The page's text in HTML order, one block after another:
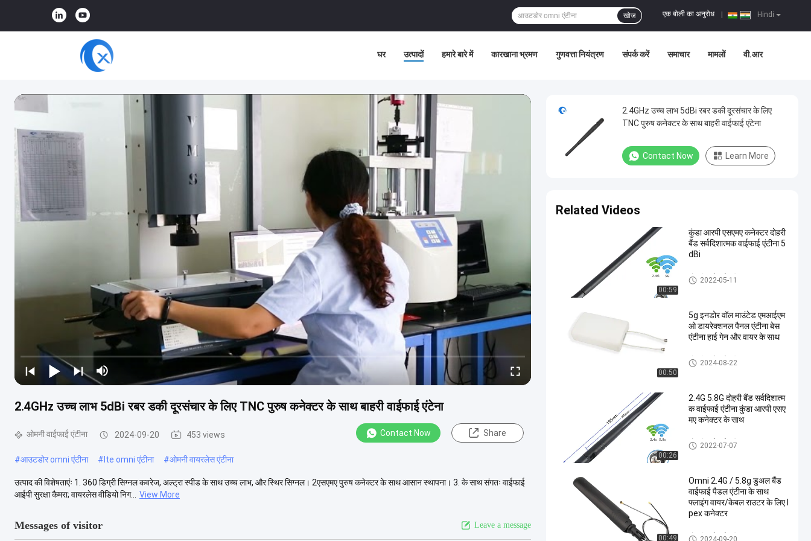
Hindi
एक बोली का अनुरोध
खोज
घर उत्पादों हमारे बारे में कारखाना भ्रमण गुणवत्ता नियंत्रण संपर्क करें समाचार मामलों वी.आर
2.4GHz उच्च लाभ 5dBi रबर डकी दूरसंचार के लिए TNC पुरुष कनेक्टर के साथ बाहरी वाईफाई एंटेना
ओमनी वाईफाई एंटीना 2024-09-20 453 views Contact Now Share
#आउटडोर omni एंटीना #lte omni एंटीना #ओमनी वायरलेस एंटीना
उत्पाद की विशेषताएंः 1. 360 डिग्री सिग्नल कवरेज, अल्ट्रा स्पीड के साथ उच्च लाभ, और स्थिर सिग्नल। 2एसएमए पुरुष कनेक्टर के साथ आसान स्थापना। 3. के साथ संगतः वाईफाई
आईपी सुरक्षा कैमरा; वायरलेस वीडियो निग...
View More
Messages of visitor Leave a message
2.4GHz उच्च लाभ 5dBi रबर डकी दूरसंचार के लिए
TNC पुरुष कनेक्टर के साथ बाहरी वाईफाई एंटेना
Contact Now Learn More
Related Videos
00:59
कुंडा आरपी एसएमए कनेक्टर दोहरी
बैंड सर्वदिशात्मक वाईफाई एंटीना 5
dBi
ओमनी वाईफाई एंटीना
2022-05-11
00:50
5g इनडोर वॉल माउंटेड एमआईएम
ओ डायरेक्शनल पैनल एंटीना बेस
एंटीना हाई गेन और वायर के साथ
ओमनी वाईफाई एंटीना
2024-08-22
00:26
2.4G 5.8G दोहरी बैंड सर्वदिशात्म
क वाईफाई एंटीना कुंडा आरपी एसए
मए कनेक्टर के साथ
ओमनी वाईफाई एंटीना
2022-07-07
00:49
Omni 2.4G / 5.8g डुअल बैंड
वाईफाई पैडल एंटीना के साथ
फ्लाइंग वायर/केबल राउटर के लिए I
pex कनेक्टर
ओमनी वाईफाई एंटीना
2024-09-20